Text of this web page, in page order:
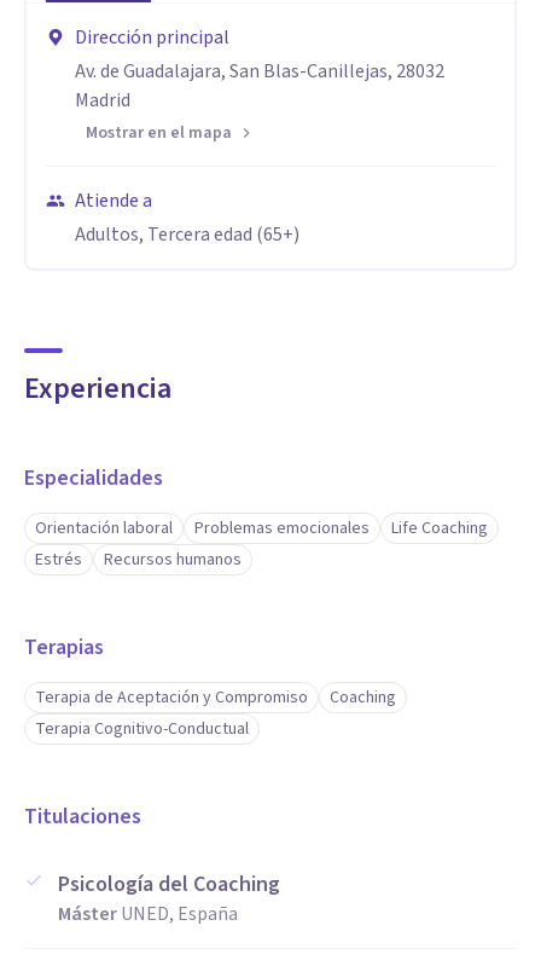
Dirección principal
Av. de Guadalajara, San Blas-Canillejas, 28032
Madrid
Mostrar en el mapa
Atiende a
Adultos, Tercera edad (65+)
Experiencia
Especialidades
Orientación laboral Problemas emocionales
Life Coaching
Estrés
Recursos humanos
Terapias
Terapia de Aceptación y Compromiso
Coaching
Terapia Cognitivo-Conductual
Titulaciones
Psicología del Coaching
MásterUNED, España